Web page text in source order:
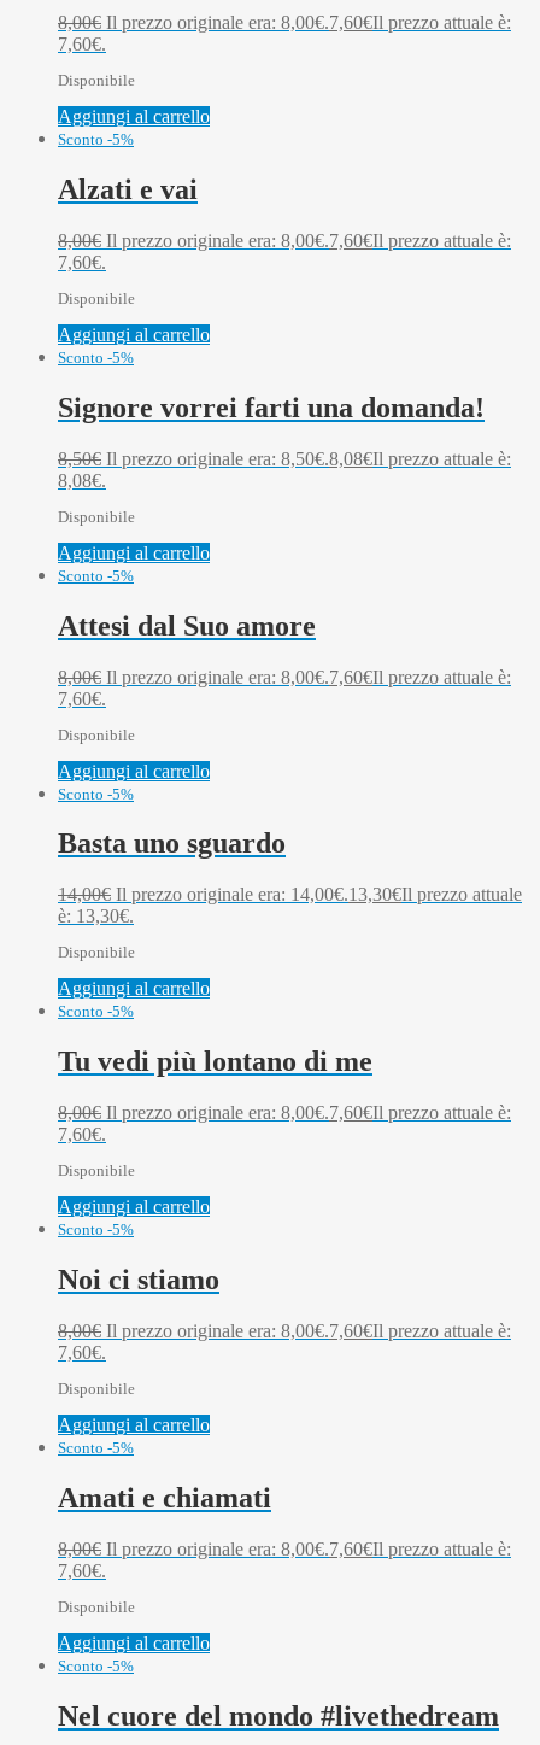
8,00€ Il prezzo originale era: 8,00€.7,60€Il prezzo attuale è:
7,60€.
Disponibile
Aggiungi al carrello
Sconto -5%
Alzati e vai
8,00€ Il prezzo originale era: 8,00€.7,60€Il prezzo attuale è:
7,60€.
Disponibile
Aggiungi al carrello
Sconto -5%
Signore vorrei farti una domanda!
8,50€ Il prezzo originale era: 8,50€.8,08€Il prezzo attuale è:
8,08€.
Disponibile
Aggiungi al carrello
Sconto -5%
Attesi dal Suo amore
8,00€ Il prezzo originale era: 8,00€.7,60€Il prezzo attuale è:
7,60€.
Disponibile
Aggiungi al carrello
Sconto -5%
Basta uno sguardo
14,00€ Il prezzo originale era: 14,00€.13,30€Il prezzo attuale
è: 13,30€.
Disponibile
Aggiungi al carrello
Sconto -5%
Tu vedi più lontano di me
8,00€ Il prezzo originale era: 8,00€.7,60€Il prezzo attuale è:
7,60€.
Disponibile
Aggiungi al carrello
Sconto -5%
Noi ci stiamo
8,00€ Il prezzo originale era: 8,00€.7,60€Il prezzo attuale è:
7,60€.
Disponibile
Aggiungi al carrello
Sconto -5%
Amati e chiamati
8,00€ Il prezzo originale era: 8,00€.7,60€Il prezzo attuale è:
7,60€.
Disponibile
Aggiungi al carrello
Sconto -5%
Nel cuore del mondo #livethedream